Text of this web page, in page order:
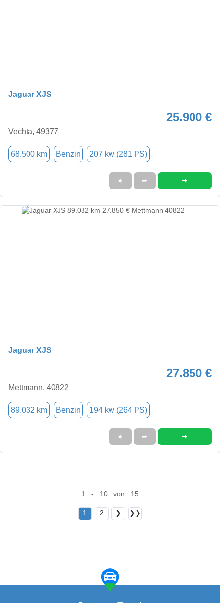
Jaguar XJS
25.900 €
Vechta, 49377
68.500 km Benzin 207 kw (281 PS)
★ ➦ ➜
Jaguar XJS
27.850 €
Mettmann, 40822
89.032 km Benzin 194 kw (264 PS)
★ ➦ ➜
1 - 10 von 15
1 2 ❯ ❯❯